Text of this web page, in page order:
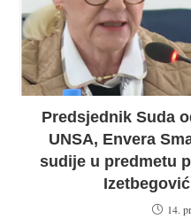
Predsjednik Suda
UNSA, Envera
sudije u predmetu
14.